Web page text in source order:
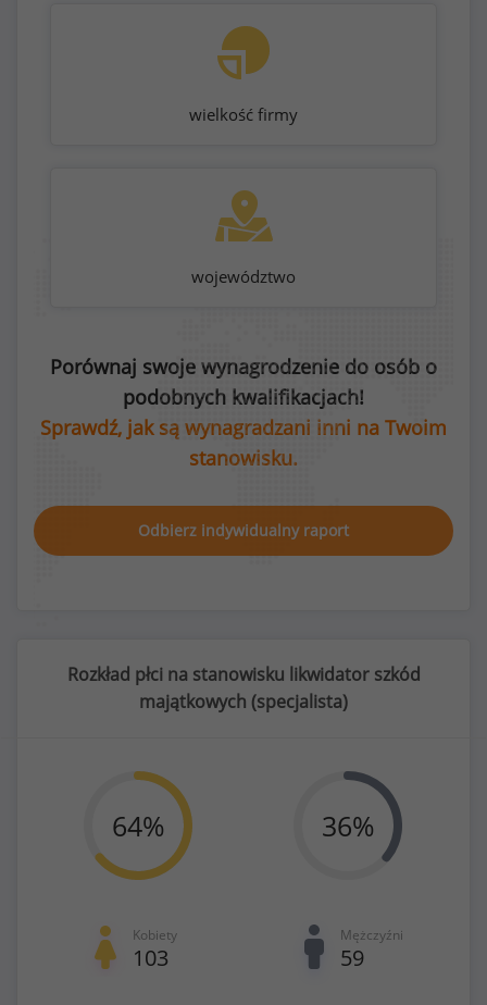
wielkość firmy
województwo
Porównaj swoje wynagrodzenie do osób o
podobnych kwalifikacjach!
Sprawdź, jak są wynagradzani inni na Twoim
stanowisku.
Odbierz indywidualny raport
Rozkład płci na stanowisku likwidator szkód
majątkowych (specjalista)
64%
Kobiety
103
36%
Mężczyźni
59